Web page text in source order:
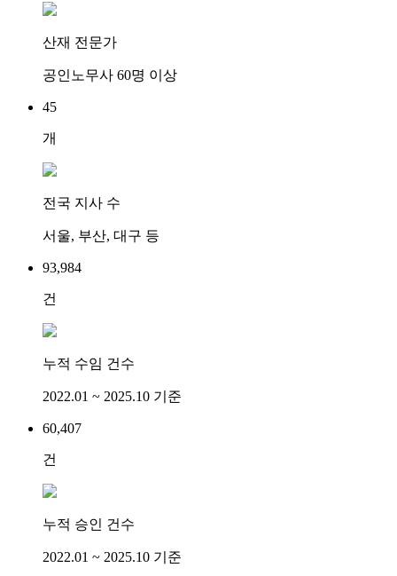
산재 전문가
공인노무사 60명 이상
45
개
전국 지사 수
서울, 부산, 대구 등
93,984
건
누적 수임 건수
2022.01 ~ 2025.10 기준
60,407
건
누적 승인 건수
2022.01 ~ 2025.10 기준